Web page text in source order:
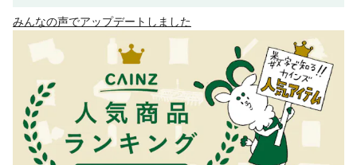
みんなの声でアップデートしました